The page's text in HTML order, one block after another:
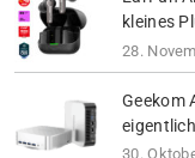
kleines
28.
Geekom
30.